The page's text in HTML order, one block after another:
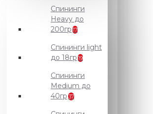
Спининги
Heavy до
200гр 17
Спининги light
до 18гр 19
Спининги
Medium до
40гр 37